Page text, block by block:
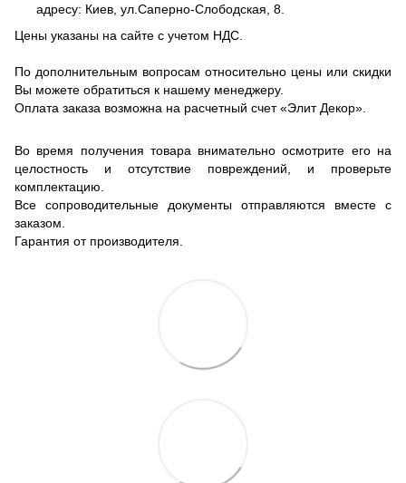
адресу: Киев, ул.Саперно-Слободская, 8.
Цены указаны на сайте с учетом НДС.
По дополнительным вопросам относительно цены или скидки
Вы можете обратиться к нашему менеджеру.
Оплата заказа возможна на расчетный счет «Элит Декор».
Во время получения товара внимательно осмотрите его на
целостность и отсутствие повреждений, и проверьте
комплектацию.
Все сопроводительные документы отправляются вместе с
заказом.
Гарантия от производителя.